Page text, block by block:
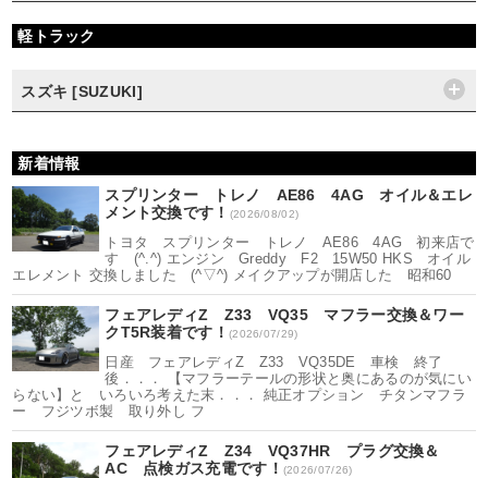
軽トラック
スズキ [SUZUKI]
新着情報
スプリンター トレノ AE86 4AG オイル＆エレ
メント交換です！ (2026/08/02)
トヨタ スプリンター トレノ AE86 4AG 初来店で
す (^.^) エンジン Greddy F2 15W50 HKS オイル
エレメント 交換しました (^▽^) メイクアップが開店した 昭和60
フェアレディZ Z33 VQ35 マフラー交換＆ワー
クT5R装着です！ (2026/07/29)
日産 フェアレディZ Z33 VQ35DE 車検 終了
後．．． 【マフラーテールの形状と奥にあるのが気にい
らない】と いろいろ考えた末．．． 純正オプション チタンマフラ
ー フジツボ製 取り外し フ
フェアレディZ Z34 VQ37HR プラグ交換＆
AC 点検ガス充電です！ (2026/07/26)